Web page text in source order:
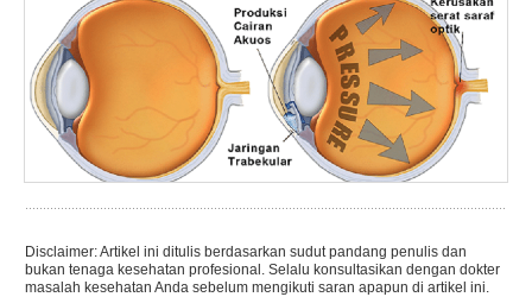
Disclaimer: Artikel ini ditulis berdasarkan sudut pandang penulis dan
bukan tenaga kesehatan profesional. Selalu konsultasikan dengan dokter
masalah kesehatan Anda sebelum mengikuti saran apapun di artikel ini.